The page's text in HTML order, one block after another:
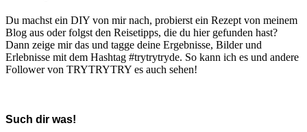
Du machst ein DIY von mir nach, probierst ein Rezept von meinem
Blog aus oder folgst den Reisetipps, die du hier gefunden hast?
Dann zeige mir das und tagge deine Ergebnisse, Bilder und
Erlebnisse mit dem Hashtag #trytrytryde. So kann ich es und andere
Follower von TRYTRYTRY es auch sehen!
Such dir was!